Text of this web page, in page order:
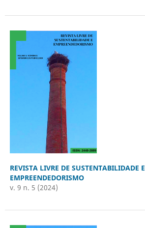
REVISTA LIVRE DE SUSTENTABILIDADE E
EMPREENDEDORISMO
v. 9 n. 5 (2024)